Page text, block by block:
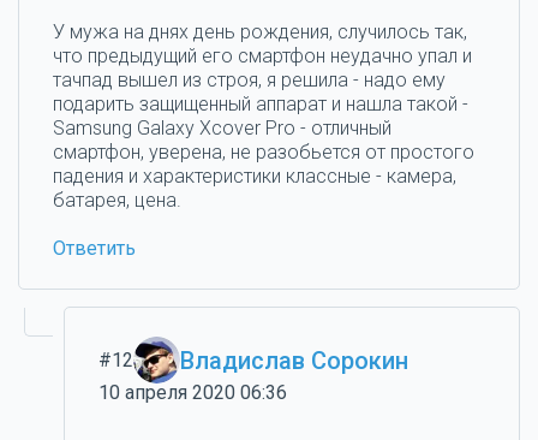
У мужа на днях день рождения, случилось так,
что предыдущий его смартфон неудачно упал и
тачпад вышел из строя, я решила - надо ему
подарить защищенный аппарат и нашла такой -
Samsung Galaxy Xcover Pro - отличный
смартфон, уверена, не разобьется от простого
падения и характеристики классные - камера,
батарея, цена.
Ответить
#12 Владислав Сорокин
10 апреля 2020 06:36